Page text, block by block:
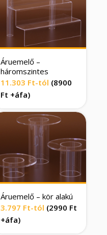
Áruemelő –
háromszintes
11.303 Ft-tól (8900
Ft +áfa)
Áruemelő – kör alakú
3.797 Ft-tól (2990 Ft
+áfa)